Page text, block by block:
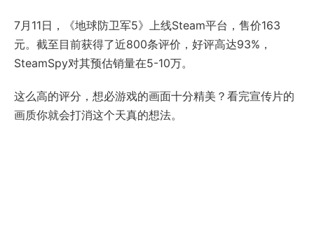
7月11日，《地球防卫军5》上线Steam平台，售价163
元。截至目前获得了近800条评价，好评高达93%，
SteamSpy对其预估销量在5-10万。
这么高的评分，想必游戏的画面十分精美？看完宣传片的
画质你就会打消这个天真的想法。